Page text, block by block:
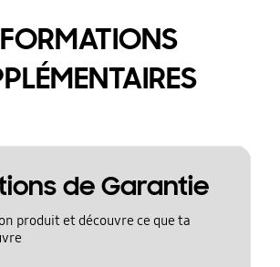
de Garantie
produit et découvre ce que ta